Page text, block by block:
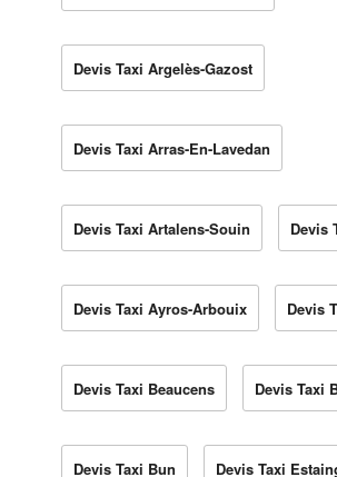
Devis Taxi Argelès-Gazost
Devis Taxi Arras-En-Lavedan
Devis Taxi Artalens-Souin Devis
Devis Taxi Ayros-Arbouix Devis
Devis Taxi Beaucens Devis Taxi
Devis Taxi Bun Devis Taxi